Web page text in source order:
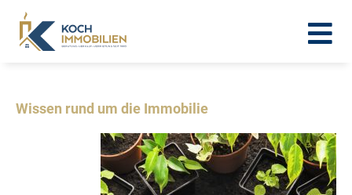
Wissen rund um die Immobilie